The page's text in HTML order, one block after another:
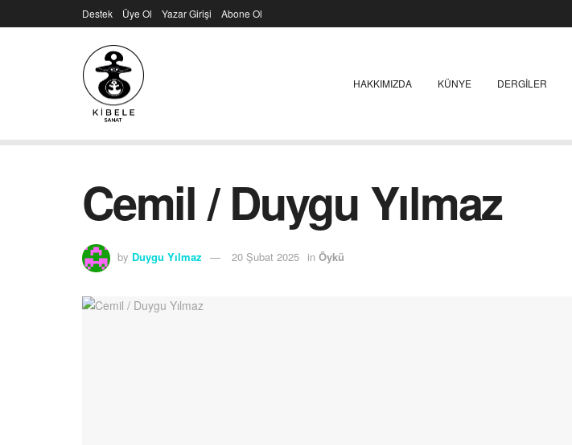
Destek Üye Ol Yazar Girişi Abone Ol
HAKKIMIZDA KÜNYE DERGILER
Cemil / Duygu Yılmaz
by Duygu Yılmaz 20 Şubat 2025 in Öykü